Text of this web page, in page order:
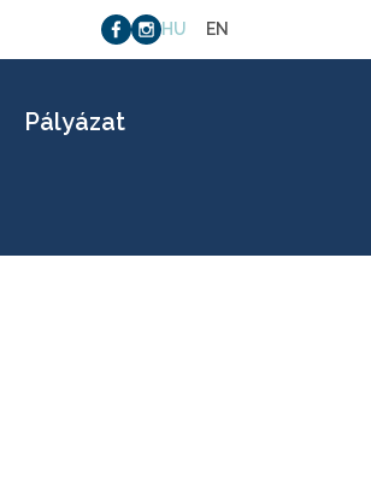
HU EN
Pályázat